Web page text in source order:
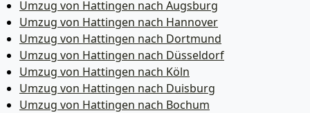
Umzug von Hattingen nach Augsburg
Umzug von Hattingen nach Hannover
Umzug von Hattingen nach Dortmund
Umzug von Hattingen nach Düsseldorf
Umzug von Hattingen nach Köln
Umzug von Hattingen nach Duisburg
Umzug von Hattingen nach Bochum